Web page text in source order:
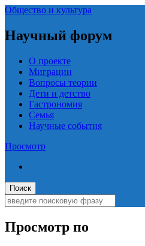
Общество и культура
Научный форум
О проекте
Миграции
Вопросы теории
Дети и детство
Гастрономия
Семья
Научные события
Просмотр
Просмотр по